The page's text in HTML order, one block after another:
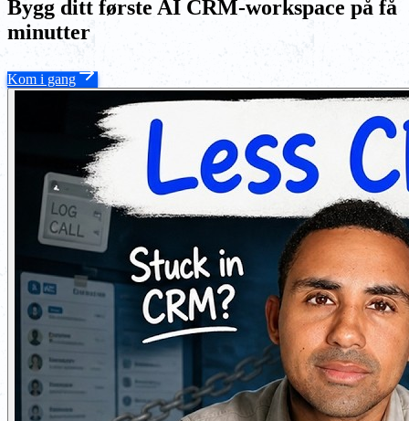
Bygg ditt første AI CRM-workspace på få
minutter
Kom i gang